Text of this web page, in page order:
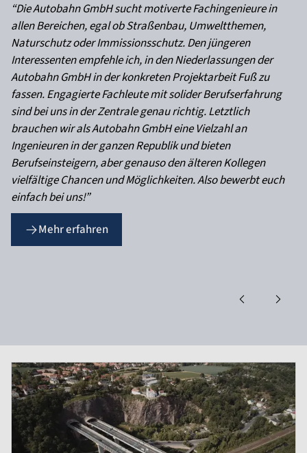
“Die Autobahn GmbH sucht motiverte Fachingenieure in
allen Bereichen, egal ob Straßenbau, Umweltthemen,
Naturschutz oder Immissionsschutz. Den jüngeren
Interessenten empfehle ich, in den Niederlassungen der
Autobahn GmbH in der konkreten Projektarbeit Fuß zu
fassen. Engagierte Fachleute mit solider Berufserfahrung
sind bei uns in der Zentrale genau richtig. Letztlich
brauchen wir als Autobahn GmbH eine Vielzahl an
Ingenieuren in der ganzen Republik und bieten
Berufseinsteigern, aber genauso den älteren Kollegen
vielfältige Chancen und Möglichkeiten. Also bewerbt euch
einfach bei uns!”
Mehr erfahren